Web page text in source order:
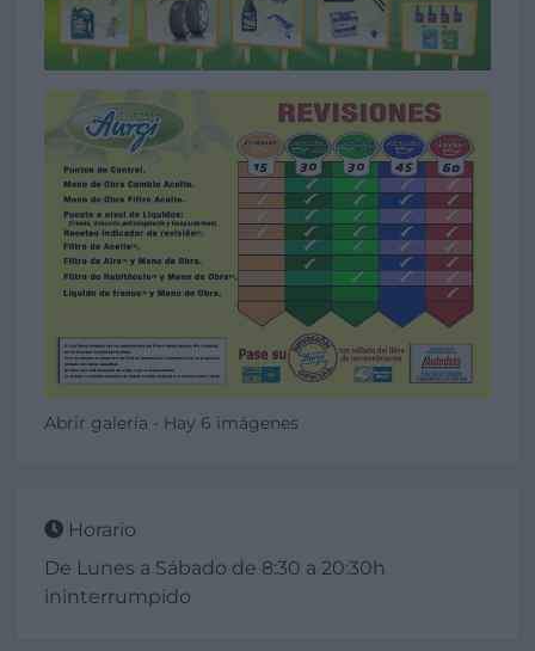
Abrir galería - Hay 6 imágenes
Horario
De Lunes a Sábado de 8:30 a 20:30h
ininterrumpido